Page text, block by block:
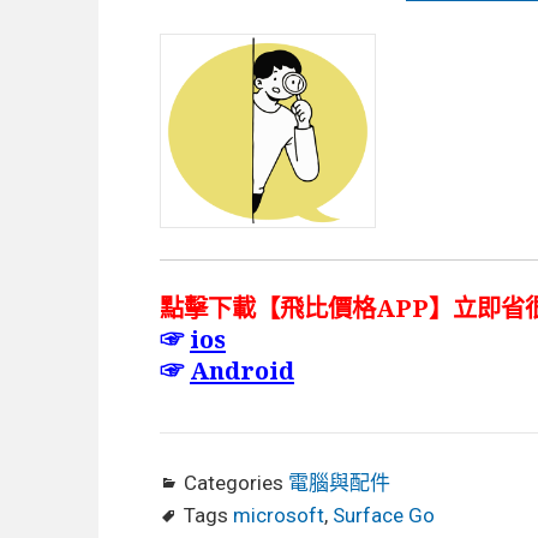
點擊下載【飛比價格APP】立即省
☞ios
☞Android
Categories 電腦與配件
Tags microsoft, Surface Go